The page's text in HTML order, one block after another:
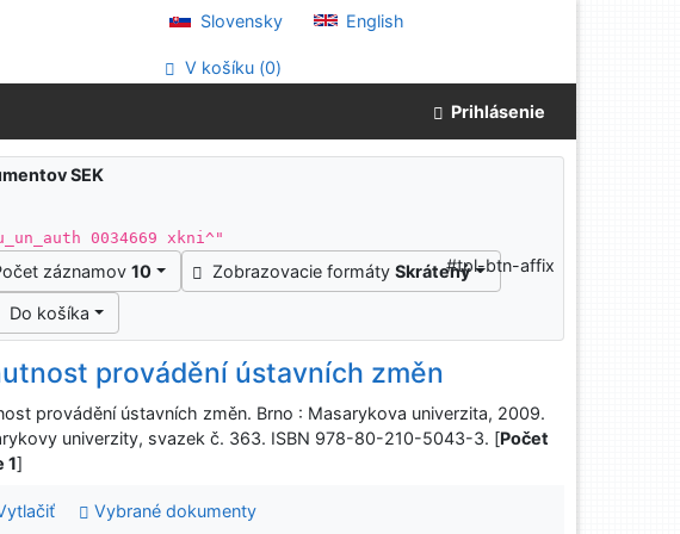
Slovensky English
V košíku (0)
Prihlásenie
SEK
0034669 xkni^"
záznamov10 Zobrazovacie formátySkrátený
Do košíka
#tpl-btn-affix
provádění ústavních změn
provádění ústavních změn. Brno : Masarykova univerzita, 2009.
univerzity, svazek č. 363. ISBN 978-80-210-5043-3. [Počet
1]
Vybrané dokumenty